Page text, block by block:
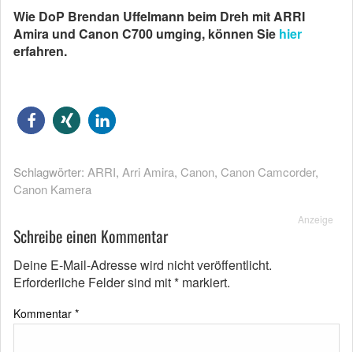
Wie DoP Brendan Uffelmann beim Dreh mit ARRI
Amira und Canon C700 umging, können Sie hier
erfahren.
Schlagwörter: ARRI, Arri Amira, Canon, Canon Camcorder,
Canon Kamera
Anzeige
Schreibe einen Kommentar
Deine E-Mail-Adresse wird nicht veröffentlicht.
Erforderliche Felder sind mit* markiert.
Kommentar *